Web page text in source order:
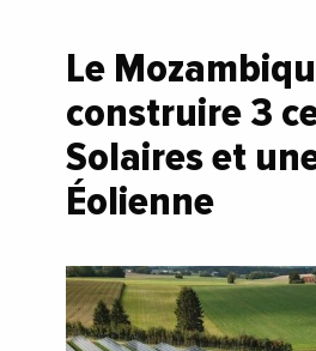
Le
construire 3
Solaires et
Éolienne